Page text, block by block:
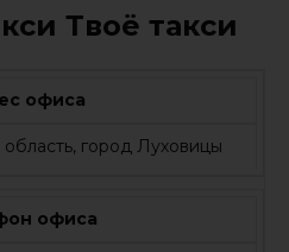
Твоё такси
офиса
город Луховицы
офиса